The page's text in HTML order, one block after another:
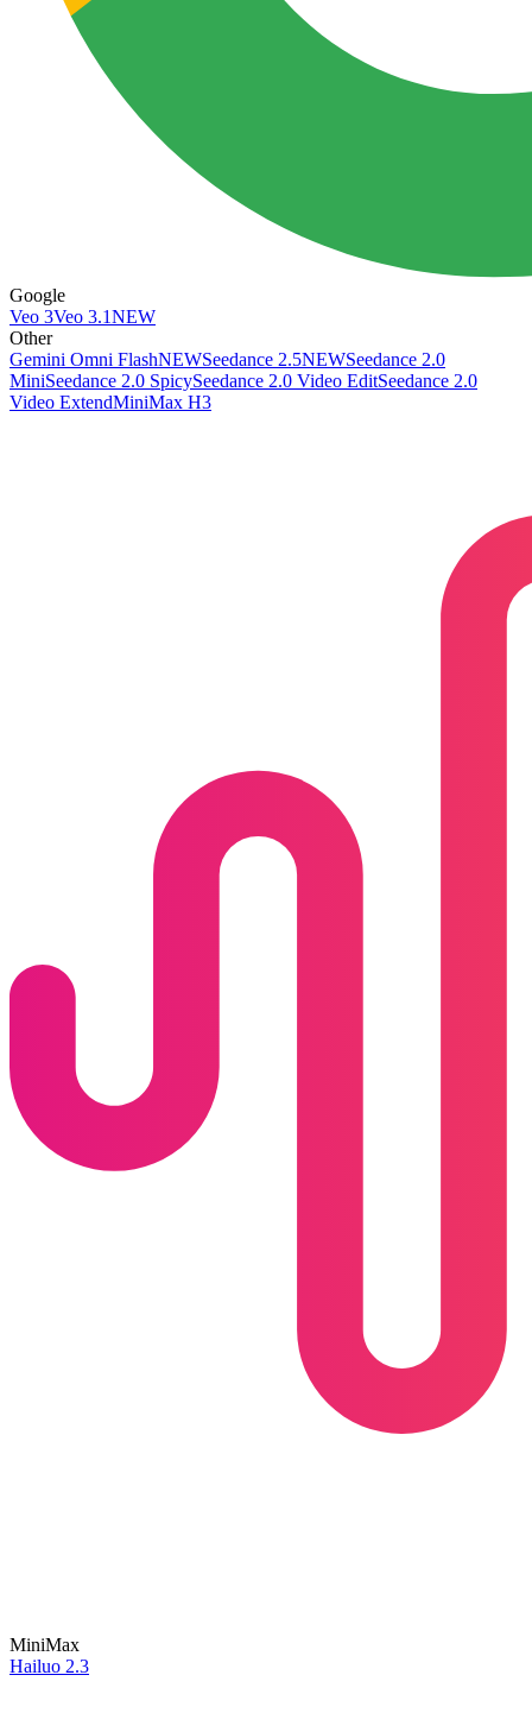
Google
Veo 3Veo 3.1NEW
Other
Gemini Omni FlashNEWSeedance 2.5NEWSeedance 2.0
MiniSeedance 2.0 SpicySeedance 2.0 Video EditSeedance 2.0
Video ExtendMiniMax H3
MiniMax
Hailuo 2.3